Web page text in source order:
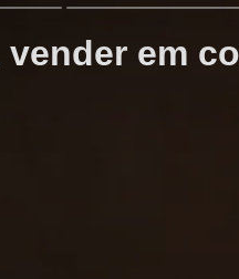
em